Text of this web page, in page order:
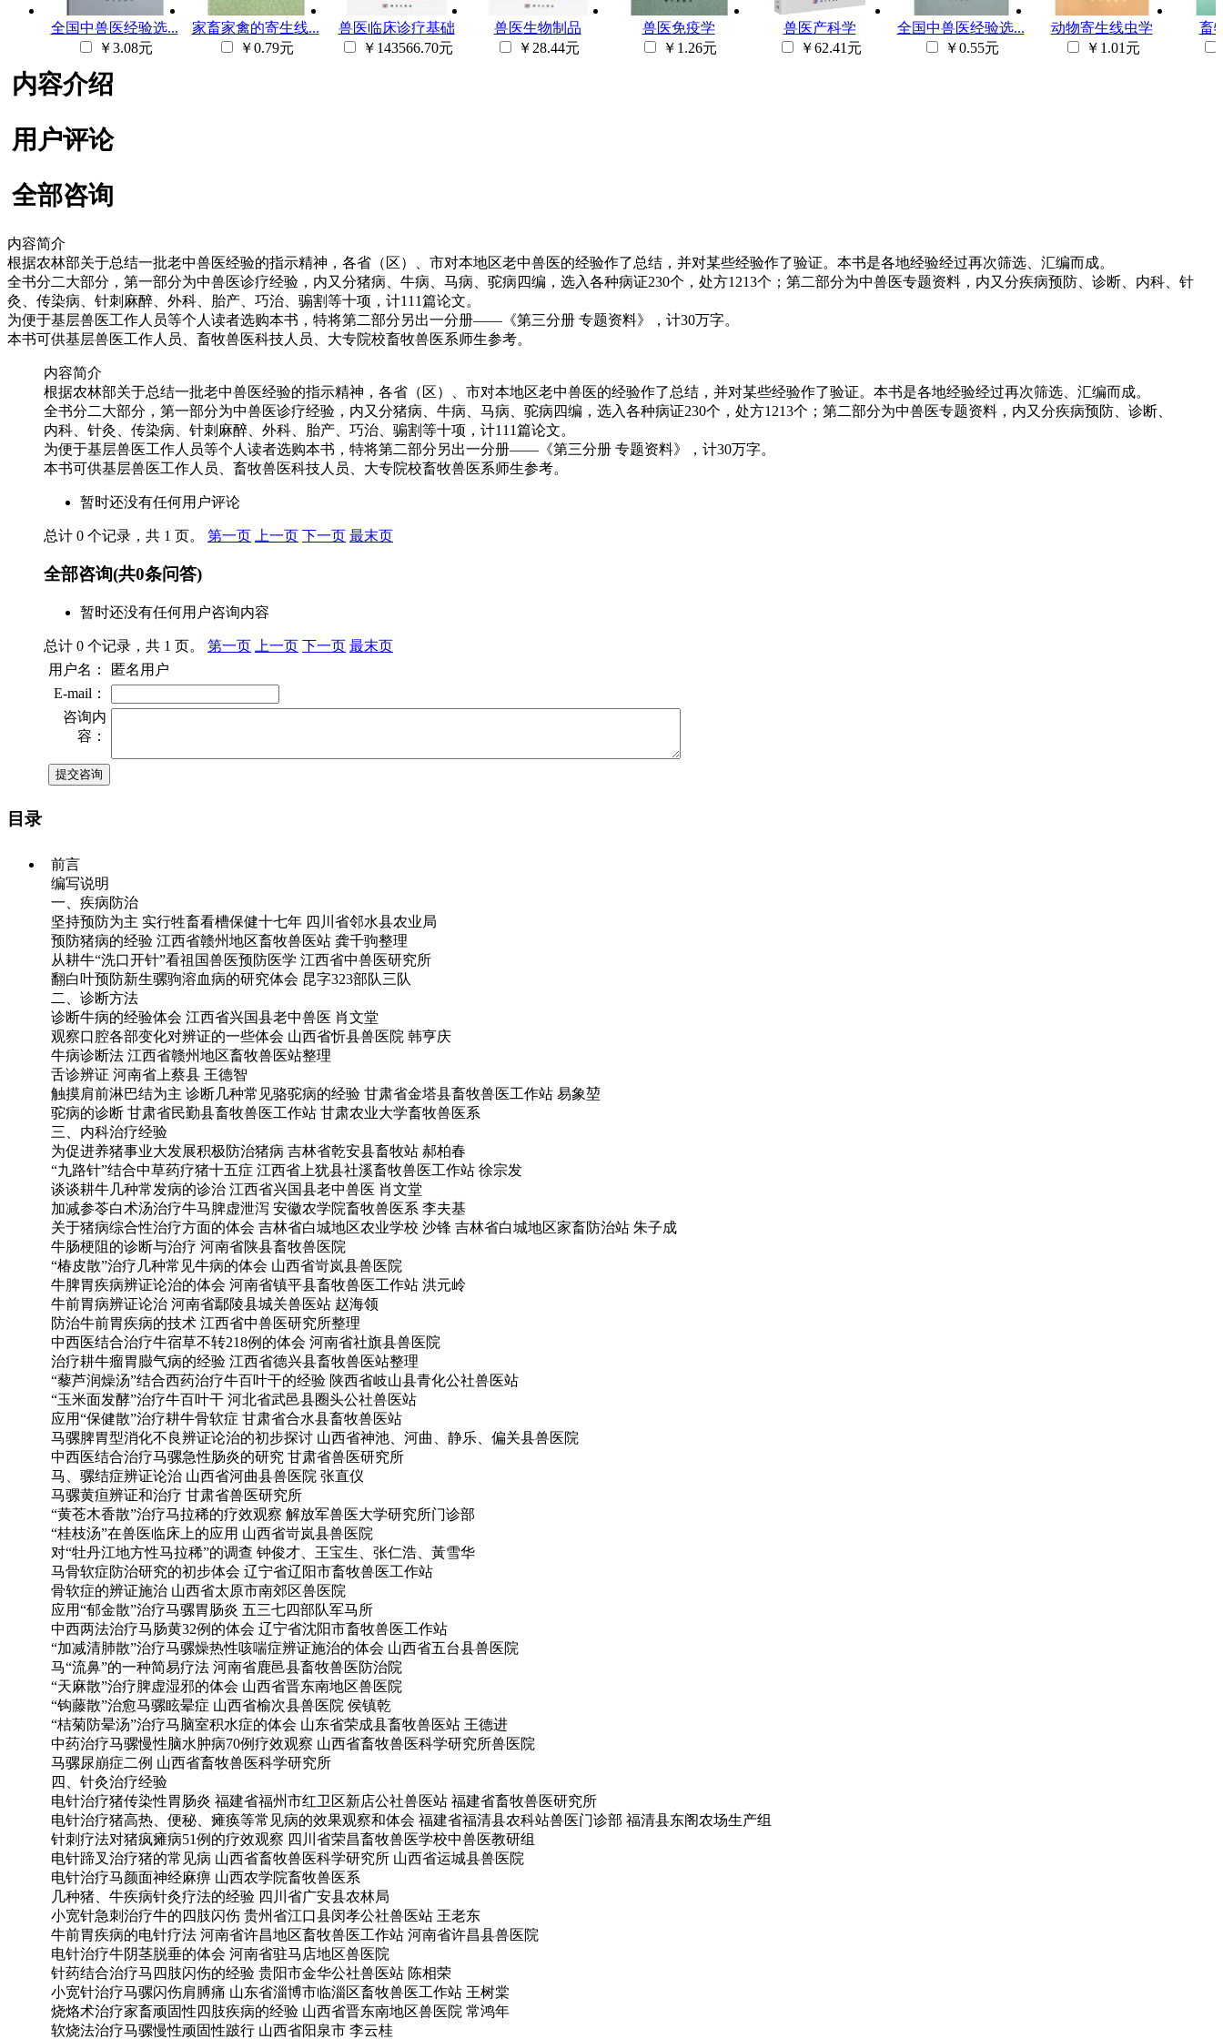
全国中兽医经验选...
￥3.08元
家畜家禽的寄生线...
￥0.79元
兽医临床诊疗基础
￥143566.70元
兽医生物制品
￥28.44元
兽医免疫学
￥1.26元
兽医产科学
￥62.41元
全国中兽医经验选...
￥0.55元
动物寄生线虫学
￥1.01元
畜
内容介绍
用户评论
全部咨询
内容简介
根据农林部关于总结一批老中兽医经验的指示精神，各省（区）、市对本地区老中兽医的经验作了总结，并对某些经验作了验证。本书是各地经验经过再次筛选、汇编而成。
全书分二大部分，第一部分为中兽医诊疗经验，内又分猪病、牛病、马病、驼病四编，选入各种病证230个，处方1213个；第二部分为中兽医专题资料，内又分疾病预防、诊断、内科、针
灸、传染病、针刺麻醉、外科、胎产、巧治、骟割等十项，计111篇论文。
为便于基层兽医工作人员等个人读者选购本书，特将第二部分另出一分册——《第三分册 专题资料》，计30万字。
本书可供基层兽医工作人员、畜牧兽医科技人员、大专院校畜牧兽医系师生参考。
内容简介
根据农林部关于总结一批老中兽医经验的指示精神，各省（区）、市对本地区老中兽医的经验作了总结，并对某些经验作了验证。本书是各地经验经过再次筛选、汇编而成。
全书分二大部分，第一部分为中兽医诊疗经验，内又分猪病、牛病、马病、驼病四编，选入各种病证230个，处方1213个；第二部分为中兽医专题资料，内又分疾病预防、诊断、
内科、针灸、传染病、针刺麻醉、外科、胎产、巧治、骟割等十项，计111篇论文。
为便于基层兽医工作人员等个人读者选购本书，特将第二部分另出一分册——《第三分册 专题资料》，计30万字。
本书可供基层兽医工作人员、畜牧兽医科技人员、大专院校畜牧兽医系师生参考。
暂时还没有任何用户评论
总计 0 个记录，共 1 页。 第一页 上一页 下一页 最末页
全部咨询(共0条问答)
暂时还没有任何用户咨询内容
总计 0 个记录，共 1 页。 第一页 上一页 下一页 最末页
用户名：
匿名用户
E-mail：
咨询内
容：
目录
前言
编写说明
一、疾病防治
坚持预防为主 实行牲畜看槽保健十七年 四川省邻水县农业局
预防猪病的经验 江西省赣州地区畜牧兽医站 龚千驹整理
从耕牛“洗口开针”看祖国兽医预防医学 江西省中兽医研究所
翻白叶预防新生骡驹溶血病的研究体会 昆字323部队三队
二、诊断方法
诊断牛病的经验体会 江西省兴国县老中兽医 肖文堂
观察口腔各部变化对辨证的一些体会 山西省忻县兽医院 韩亨庆
牛病诊断法 江西省赣州地区畜牧兽医站整理
舌诊辨证 河南省上蔡县 王德智
触摸肩前淋巴结为主 诊断几种常见骆驼病的经验 甘肃省金塔县畜牧兽医工作站 易象堃
驼病的诊断 甘肃省民勤县畜牧兽医工作站 甘肃农业大学畜牧兽医系
三、内科治疗经验
为促进养猪事业大发展积极防治猪病 吉林省乾安县畜牧站 郝柏春
“九路针”结合中草药疗猪十五症 江西省上犹县社溪畜牧兽医工作站 徐宗发
谈谈耕牛几种常发病的诊治 江西省兴国县老中兽医 肖文堂
加减参苓白术汤治疗牛马脾虚泄泻 安徽农学院畜牧兽医系 李夫基
关于猪病综合性治疗方面的体会 吉林省白城地区农业学校 沙锋 吉林省白城地区家畜防治站 朱子成
牛肠梗阻的诊断与治疗 河南省陕县畜牧兽医院
“椿皮散”治疗几种常见牛病的体会 山西省岢岚县兽医院
牛脾胃疾病辨证论治的体会 河南省镇平县畜牧兽医工作站 洪元岭
牛前胃病辨证论治 河南省鄢陵县城关兽医站 赵海领
防治牛前胃疾病的技术 江西省中兽医研究所整理
中西医结合治疗牛宿草不转218例的体会 河南省社旗县兽医院
治疗耕牛瘤胃臌气病的经验 江西省德兴县畜牧兽医站整理
“藜芦润燥汤”结合西药治疗牛百叶干的经验 陕西省岐山县青化公社兽医站
“玉米面发酵”治疗牛百叶干 河北省武邑县圈头公社兽医站
应用“保健散”治疗耕牛骨软症 甘肃省合水县畜牧兽医站
马骡脾胃型消化不良辨证论治的初步探讨 山西省神池、河曲、静乐、偏关县兽医院
中西医结合治疗马骡急性肠炎的研究 甘肃省兽医研究所
马、骡结症辨证论治 山西省河曲县兽医院 张直仪
马骡黄疸辨证和治疗 甘肃省兽医研究所
“黄苍木香散”治疗马拉稀的疗效观察 解放军兽医大学研究所门诊部
“桂枝汤”在兽医临床上的应用 山西省岢岚县兽医院
对“牡丹江地方性马拉稀”的调查 钟俊才、王宝生、张仁浩、黃雪华
马骨软症防治研究的初步体会 辽宁省辽阳市畜牧兽医工作站
骨软症的辨证施治 山西省太原市南郊区兽医院
应用“郁金散”治疗马骡胃肠炎 五三七四部队军马所
中西两法治疗马肠黄32例的体会 辽宁省沈阳市畜牧兽医工作站
“加减清肺散”治疗马骡燥热性咳喘症辨证施治的体会 山西省五台县兽医院
马“流鼻”的一种简易疗法 河南省鹿邑县畜牧兽医防治院
“天麻散”治疗脾虚湿邪的体会 山西省晋东南地区兽医院
“钩藤散”治愈马骡眩晕症 山西省榆次县兽医院 侯镇乾
“桔菊防晕汤”治疗马脑室积水症的体会 山东省荣成县畜牧兽医站 王德进
中药治疗马骡慢性脑水肿病70例疗效观察 山西省畜牧兽医科学研究所兽医院
马骡尿崩症二例 山西省畜牧兽医科学研究所
四、针灸治疗经验
电针治疗猪传染性胃肠炎 福建省福州市红卫区新店公社兽医站 福建省畜牧兽医研究所
电针治疗猪高热、便秘、瘫痪等常见病的效果观察和体会 福建省福清县农科站兽医门诊部 福清县东阁农场生产组
针刺疗法对猪疯瘫病51例的疗效观察 四川省荣昌畜牧兽医学校中兽医教研组
电针蹄叉治疗猪的常见病 山西省畜牧兽医科学研究所 山西省运城县兽医院
电针治疗马颜面神经麻痹 山西农学院畜牧兽医系
几种猪、牛疾病针灸疗法的经验 四川省广安县农林局
小宽针急刺治疗牛的四肢闪伤 贵州省江口县闵孝公社兽医站 王老东
牛前胃疾病的电针疗法 河南省许昌地区畜牧兽医工作站 河南省许昌县兽医院
电针治疗牛阴茎脱垂的体会 河南省驻马店地区兽医院
针药结合治疗马四肢闪伤的经验 贵阳市金华公社兽医站 陈相荣
小宽针治疗马骡闪伤肩膊痛 山东省淄博市临淄区畜牧兽医工作站 王树棠
烧烙术治疗家畜顽固性四肢疾病的经验 山西省晋东南地区兽医院 常鸿年
软烧法治疗马骡慢性顽固性跛行 山西省阳泉市 李云桂